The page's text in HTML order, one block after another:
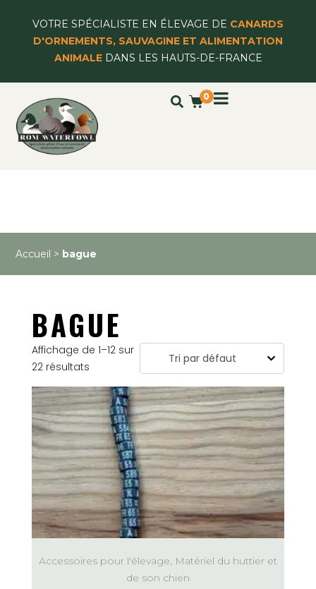
VOTRE SPÉCIALISTE EN ÉLEVAGE DE CANARDS
D'ORNEMENTS, SAUVAGINE ET ALIMENTATION
ANIMALEDANS LES HAUTS-DE-FRANCE
0
Accueil > bague
BAGUE
Affichage de 1–12 sur
22 résultats
Accessoires pour l'élevage, Matériel du huttier et
de son chien